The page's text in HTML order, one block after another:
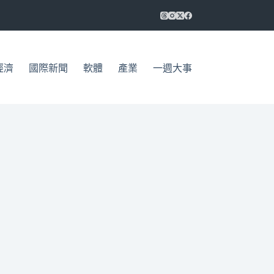
濟 國際新聞 軟體 產業 一週大事